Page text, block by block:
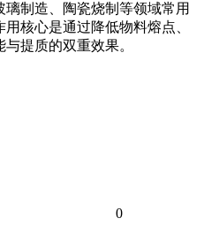
璃制造、陶瓷烧制等领域常用
核心是通过降低物料熔点、
提质的双重效果。
0